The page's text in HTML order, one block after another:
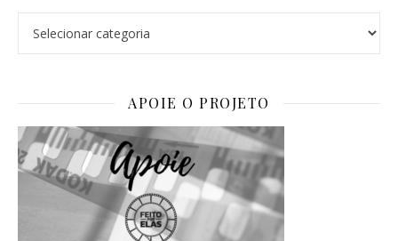
APOIE O PROJETO